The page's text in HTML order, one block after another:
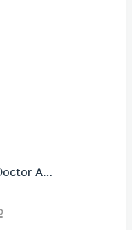
A…